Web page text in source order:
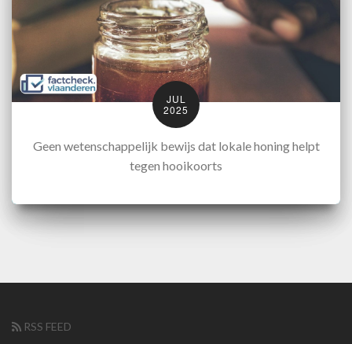
JUL
2025
Geen wetenschappelijk bewijs dat lokale honing helpt
tegen hooikoorts
RSS FEED